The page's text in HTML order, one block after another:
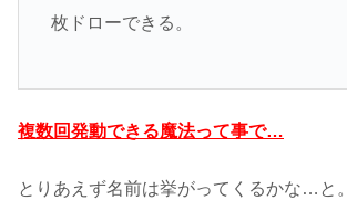
枚ドローできる。
複数回発動できる魔法って事で…
とりあえず名前は挙がってくるかな…と。